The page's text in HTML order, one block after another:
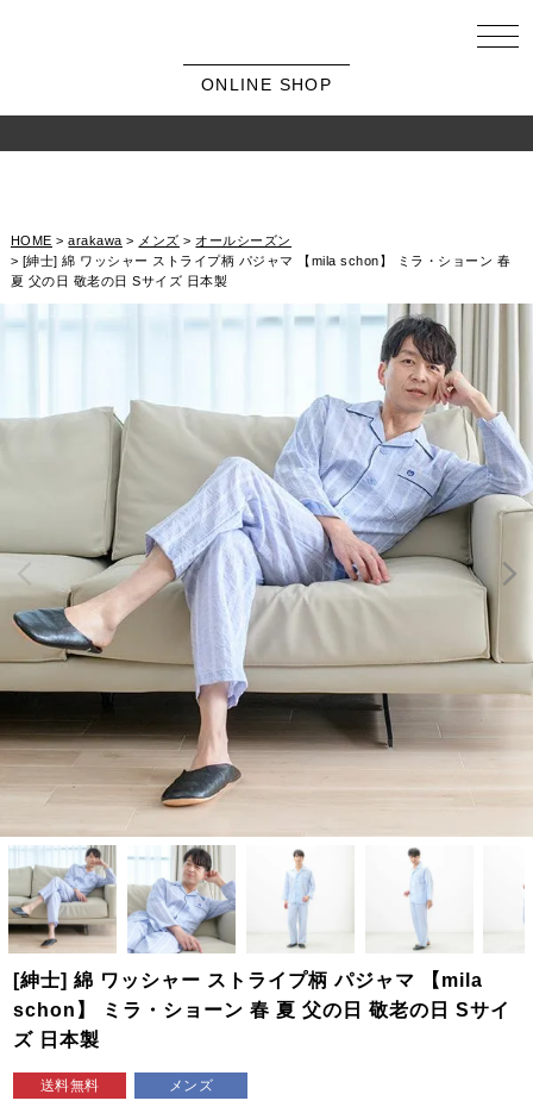
ONLINE SHOP
HOME arakawa メンズ
オールシーズン
[紳士] 綿 ワッシャー ストライプ柄 パジャマ 【mila schon】 ミラ・ショーン 春
夏 父の日 敬老の日 Sサイズ 日本製
[紳士] 綿 ワッシャー ストライプ柄 パジャマ 【mila
schon】 ミラ・ショーン 春 夏 父の日 敬老の日 Sサイ
ズ 日本製
送料無料 メンズ